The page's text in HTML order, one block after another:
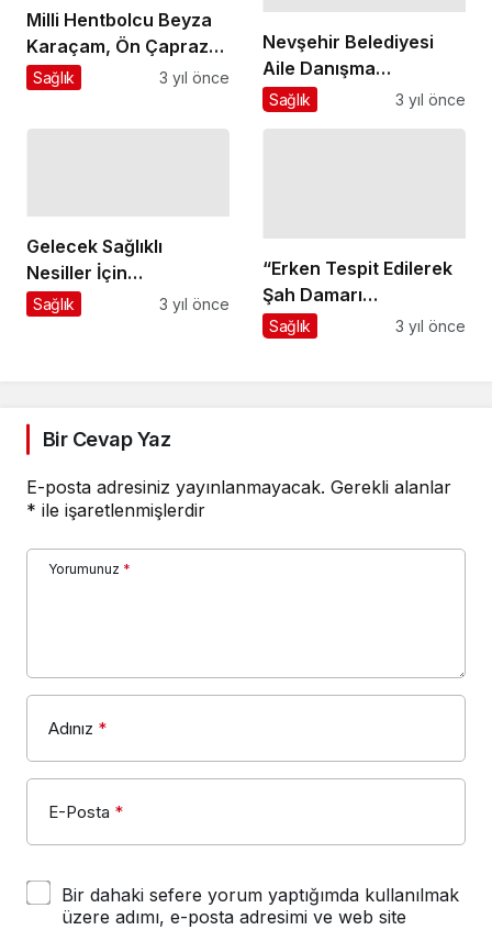
Milli Hentbolcu Beyza
Karaçam, Ön Çapraz
Bağ Ameliyatı Oldu
Sağlık 3 yıl önce
Nevşehir Belediyesi
Aile Danışma
Merkezi'nde Ücretsiz
Sağlık 3 yıl önce
Gelecek Sağlıklı
Nesiller İçin
Önceliğimiz: Doğru
Sağlık 3 yıl önce
“Erken Tespit Edilerek
Şah Damarı
Hastalığının Yarattığı
Sağlık 3 yıl önce
Bir Cevap Yaz
E-posta adresiniz yayınlanmayacak. Gerekli alanlar
* ile işaretlenmişlerdir
Yorumunuz *
Adınız *
E-Posta *
Bir dahaki sefere yorum yaptığımda kullanılmak
üzere adımı, e-posta adresimi ve web site